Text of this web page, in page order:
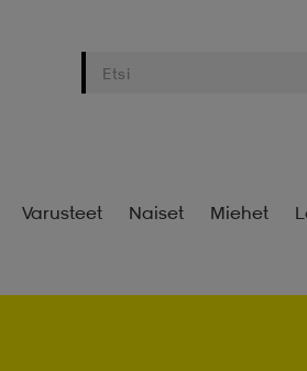
Varusteet Naiset Miehet